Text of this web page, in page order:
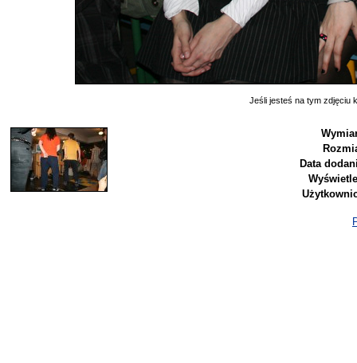
Jeśli jesteś na tym zdjęciu
Data